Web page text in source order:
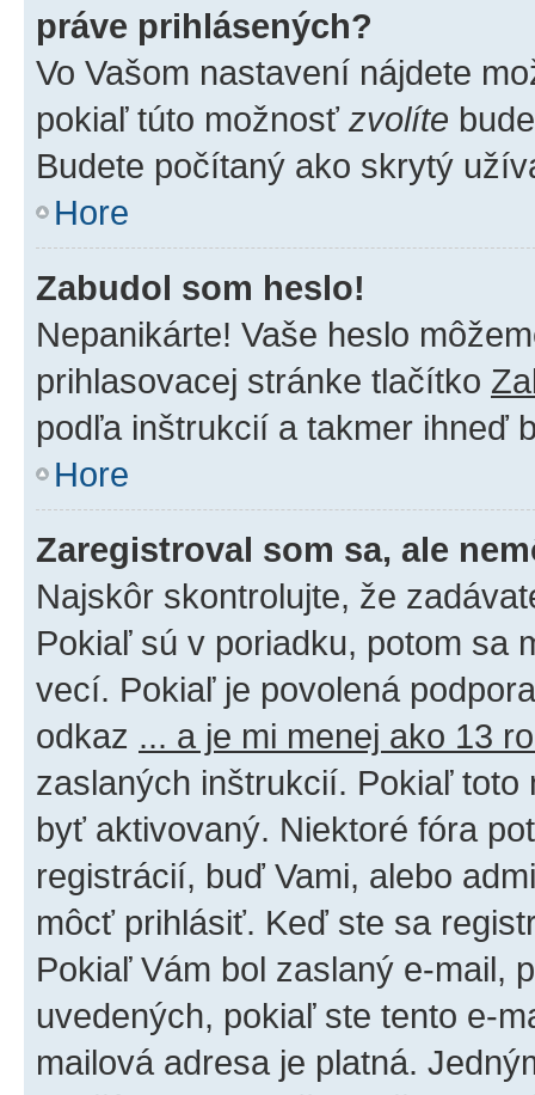
práve prihlásených?
Vo Vašom nastavení nájdete
pokiaľ túto možnosť zvolíte
Budete počítaný ako skrytý
Hore
Zabudol som heslo!
Nepanikárte! Vaše heslo
prihlasovacej stránke tlačítko
podľa inštrukcií a takmer ihneď
Hore
Zaregistroval som sa, ale
Najskôr skontrolujte, že
Pokiaľ sú v poriadku, potom sa
vecí. Pokiaľ je povolená
odkaz ... a je mi menej ako 13
zaslaných inštrukcií. Pokiaľ
byť aktivovaný. Niektoré fóra
registrácií, buď Vami, alebo
môcť prihlásiť. Keď ste sa
Pokiaľ Vám bol zaslaný e-mail,
uvedených, pokiaľ ste tento e-
mailová adresa je platná.